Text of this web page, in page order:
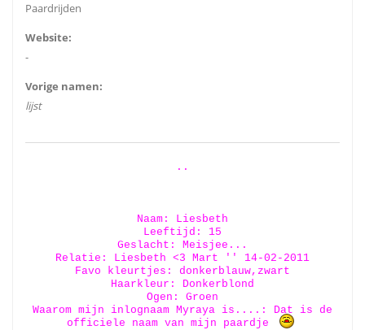
Paardrijden
Website:
-
Vorige namen:
lijst
..
Naam: Liesbeth
Leeftijd: 15
Geslacht: Meisjee...
Relatie: Liesbeth <3 Mart '' 14-02-2011
Favo kleurtjes: donkerblauw,zwart
Haarkleur: Donkerblond
Ogen: Groen
Waarom mijn inlognaam Myraya is....: Dat is de
officiele naam van mijn paardje